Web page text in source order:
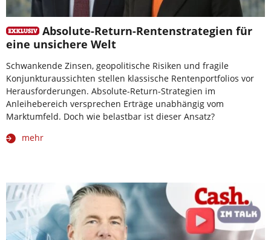
Absolute-Return-Rentenstrategien für
eine unsichere Welt
Schwankende Zinsen, geopolitische Risiken und fragile
Konjunkturaussichten stellen klassische Rentenportfolios vor
Herausforderungen. Absolute-Return-Strategien im
Anleihebereich versprechen Erträge unabhängig vom
Marktumfeld. Doch wie belastbar ist dieser Ansatz?
mehr